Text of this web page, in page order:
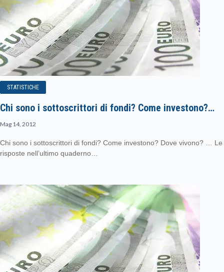
STATISTICHE
Chi sono i sottoscrittori di fondi? Come investono?…
Mag 14, 2012
Chi sono i sottoscrittori di fondi? Come investono? Dove vivono? … Le
risposte nell’ultimo quaderno…